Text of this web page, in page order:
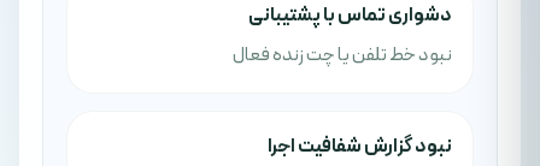
دشواری تماس با پشتیبانی
نبود خط تلفن یا چت زنده فعال
نبود گزارش شفافیت اجرا